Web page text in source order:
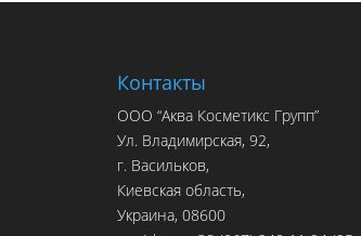
Контакты
ООО “Аква Косметикс Групп”
Ул. Владимирская, 92,
г. Васильков,
Киевская область,
Украина, 08600